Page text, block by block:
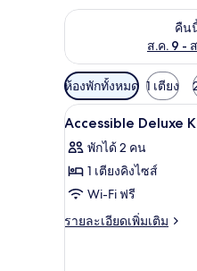
คืน
ส.ค. 9 -
ตรวจสอบจำนวนห้อง
ตัว
กรอง
ที่
มี
ให้
สำหรับ
ห้อง
ห้องพักทั้งหมด 1 เตียง
เปิด
ภาพถ่าย
ทั้งหมด
ของ
Accessible
5
Accessible Deluxe
พักได้ 2 คน
1 เตียงคิงไซส์
Wi-Fi ฟรี
รายละเอียดเพิ่มเติม
ราย